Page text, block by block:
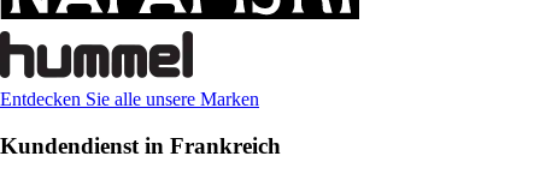
Entdecken Sie alle unsere Marken
Kundendienst in Frankreich